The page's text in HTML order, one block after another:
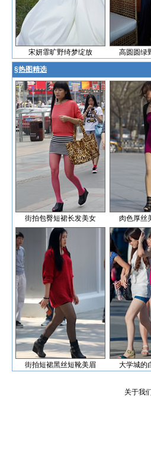
宋妍霏旷野绮梦绽放 高圆圆绿
§热图精选
街拍包臀短裙长发美女 肉色厚丝
街拍短裙黑丝短靴美眉 大学城的
关于我